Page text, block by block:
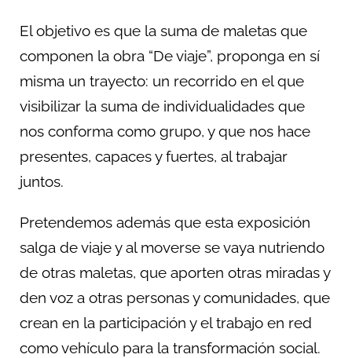
El objetivo es que la suma de maletas que
componen la obra “De viaje”, proponga en sí
misma un trayecto: un recorrido en el que
visibilizar la suma de individualidades que
nos conforma como grupo, y que nos hace
presentes, capaces y fuertes, al trabajar
juntos.
Pretendemos además que esta exposición
salga de viaje y al moverse se vaya nutriendo
de otras maletas, que aporten otras miradas y
den voz a otras personas y comunidades, que
crean en la participación y el trabajo en red
como vehículo para la transformación social.